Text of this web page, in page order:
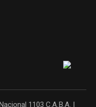
1103 C.A.B.A. |